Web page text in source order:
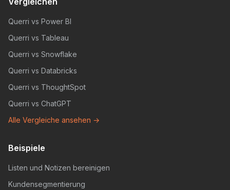
Querri vs Power BI
Querri vs Tableau
Querri vs Snowflake
Querri vs Databricks
Querri vs ThoughtSpot
Querri vs ChatGPT
Alle Vergleiche ansehen →
Beispiele
Listen und Notizen bereinigen
Kundensegmentierung